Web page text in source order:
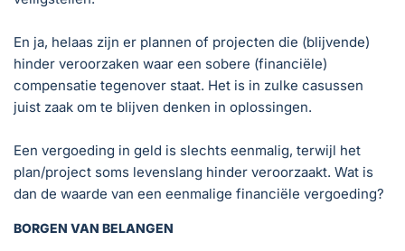
En ja, helaas zijn er plannen of projecten die (blijvende)
hinder veroorzaken waar een sobere (financiële)
compensatie tegenover staat. Het is in zulke casussen
juist zaak om te blijven denken in oplossingen.
Een vergoeding in geld is slechts eenmalig, terwijl het
plan/project soms levenslang hinder veroorzaakt. Wat is
dan de waarde van een eenmalige financiële vergoeding?
BORGEN VAN BELANGEN